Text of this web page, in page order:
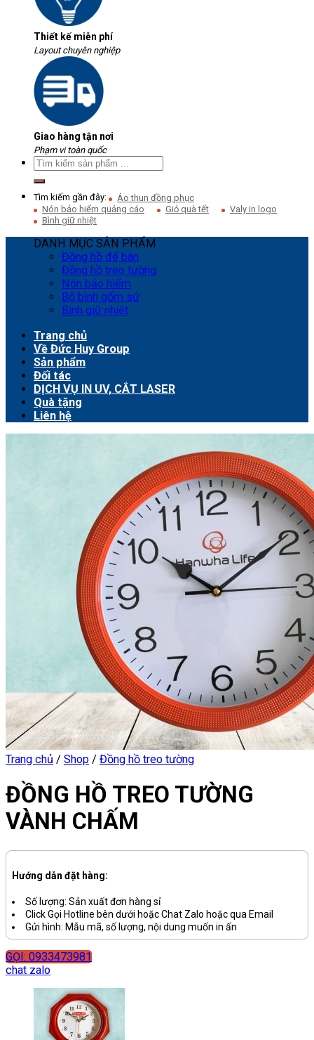
Thiết kế miễn phí
Layout chuyên nghiệp
Giao hàng tận nơi
Phạm vi toàn quốc
Tìm kiếm gần đây:
Áo thun đồng phục
Nón bảo hiểm quảng cáo
Giỏ quà tết
Valy in logo
Bình giữ nhiệt
DANH MỤC SẢN PHẨM
Đồng hồ để bàn
Đồng hồ treo tường
Nón bảo hiểm
Bộ bình gốm sứ
Bình giữ nhiệt
Trang chủ
Về Đức Huy Group
Sản phẩm
Đối tác
DỊCH VỤ IN UV, CẮT LASER
Quà tặng
Liên hệ
Trang chủ / Shop / Đồng hồ treo tường
ĐỒNG HỒ TREO TƯỜNG
VÀNH CHẤM
Hướng dẫn đặt hàng:
Số lượng: Sản xuất đơn hàng sỉ
Click Gọi Hotline bên dưới hoặc Chat Zalo hoặc qua Email
Gửi hình: Mẫu mã, số lượng, nội dung muốn in ấn
GỌI: 0933473981
chat zalo